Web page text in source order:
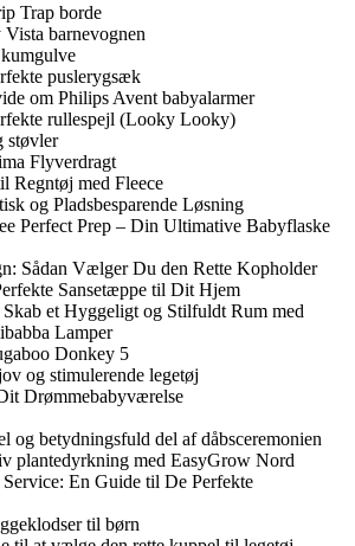
Trap borde
barnevognen
puslerygsæk
om Philips Avent babyalarmer
rullespejl (Looky Looky)
støvler
Flyverdragt
Regntøj med Fleece
og Pladsbesparende Løsning
Perfect Prep – Din Ultimative Babyflaske
Sådan Vælger Du den Rette Kopholder
Sansetæppe til Dit Hjem
et Hyggeligt og Stilfuldt Rum med
Lamper
Donkey 5
og stimulerende legetøj
Drømmebabyværelse
og betydningsfuld del af dåbsceremonien
plantedyrkning med EasyGrow Nord
En Guide til De Perfekte
til børn